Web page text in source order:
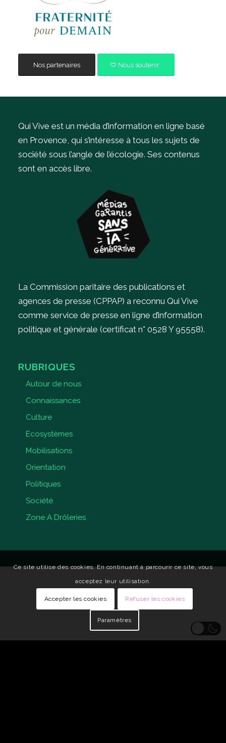
Nos partenaires Nous soutenir
Qui Vive est un média d’information en ligne basé
en Provence, qui s’intéresse à tous les sujets de
société sous l’angle de l’écologie. Ses contenus
sont en accès libre.
La Commission paritaire des publications et
agences de presse (CPPAP) a reconnu Qui Vive
comme service de presse en ligne d’information
politique et générale (certificat n° 0528 Y 95558).
RUBRIQUES
Autour de nous
Connaissances
Culture
Ecosystèmes
Mobilisations
Orientation
Politiques
Société
Zone A Drôleries
Ce site utilise des cookies. En continuant à parcourir ce site, vous
acceptez leur utilisation.
Accepter les cookies Refuser les cookies
Paramètres